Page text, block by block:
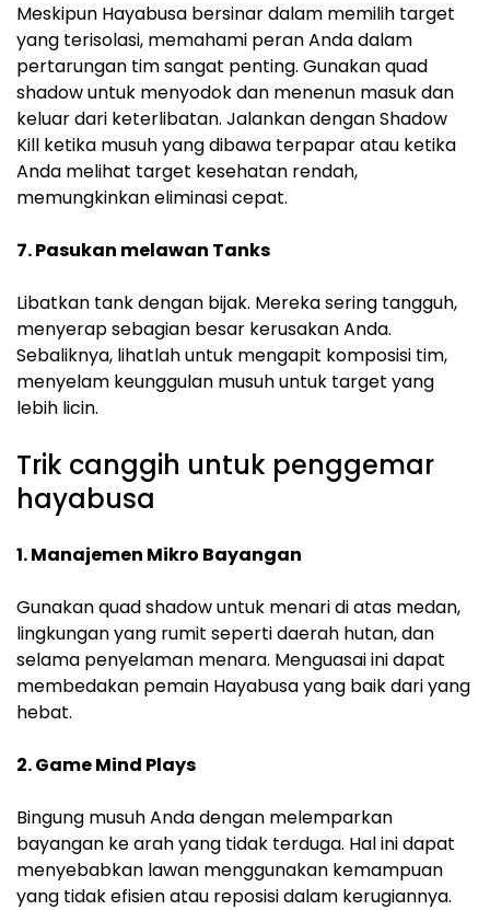
Meskipun Hayabusa bersinar dalam memilih target
yang terisolasi, memahami peran Anda dalam
pertarungan tim sangat penting. Gunakan quad
shadow untuk menyodok dan menenun masuk dan
keluar dari keterlibatan. Jalankan dengan Shadow
Kill ketika musuh yang dibawa terpapar atau ketika
Anda melihat target kesehatan rendah,
memungkinkan eliminasi cepat.
7. Pasukan melawan Tanks
Libatkan tank dengan bijak. Mereka sering tangguh,
menyerap sebagian besar kerusakan Anda.
Sebaliknya, lihatlah untuk mengapit komposisi tim,
menyelam keunggulan musuh untuk target yang
lebih licin.
Trik canggih untuk penggemar
hayabusa
1. Manajemen Mikro Bayangan
Gunakan quad shadow untuk menari di atas medan,
lingkungan yang rumit seperti daerah hutan, dan
selama penyelaman menara. Menguasai ini dapat
membedakan pemain Hayabusa yang baik dari yang
hebat.
2. Game Mind Plays
Bingung musuh Anda dengan melemparkan
bayangan ke arah yang tidak terduga. Hal ini dapat
menyebabkan lawan menggunakan kemampuan
yang tidak efisien atau reposisi dalam kerugiannya.